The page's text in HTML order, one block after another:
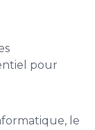
pour
le